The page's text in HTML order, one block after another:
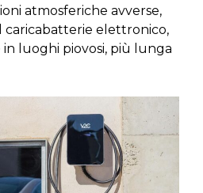
atmosferiche avverse,
caricabatterie elettronico,
luoghi piovosi, più lunga